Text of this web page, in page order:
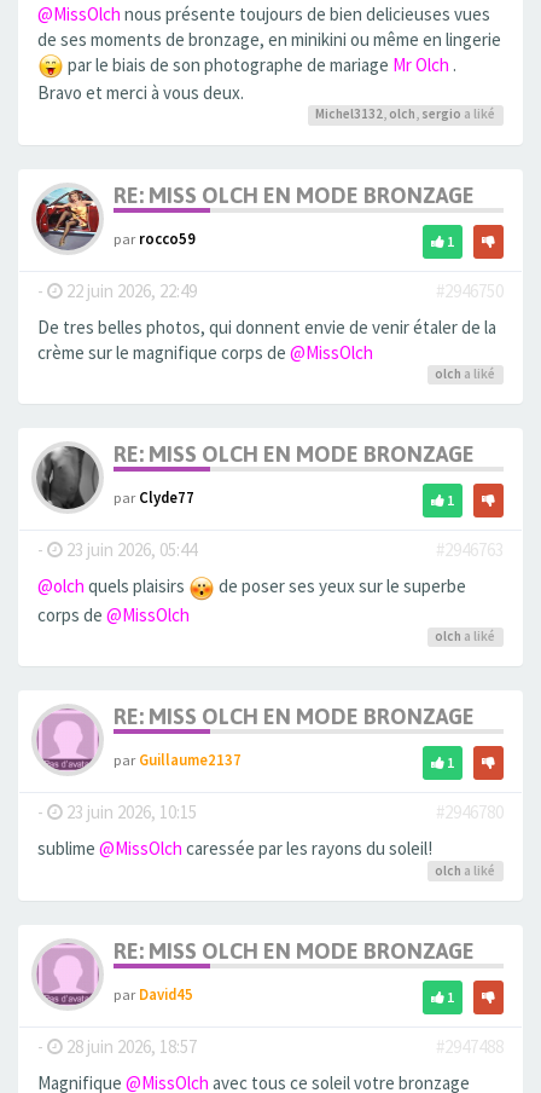
@MissOlch nous présente toujours de bien delicieuses vues
de ses moments de bronzage, en minikini ou même en lingerie
par le biais de son photographe de mariage Mr Olch .
Bravo et merci à vous deux.
Michel3132, olch, sergio a liké
RE: MISS OLCH EN MODE BRONZAGE
parrocco59 1
- 22 juin 2026, 22:49
#2946750
De tres belles photos, qui donnent envie de venir étaler de la
crème sur le magnifique corps de @MissOlch
olch a liké
RE: MISS OLCH EN MODE BRONZAGE
parClyde77 1
- 23 juin 2026, 05:44
#2946763
@olch quels plaisirs
de poser ses yeux sur le superbe
corps de @MissOlch
olch a liké
RE: MISS OLCH EN MODE BRONZAGE
parGuillaume2137 1
- 23 juin 2026, 10:15
#2946780
sublime @MissOlch caressée par les rayons du soleil!
olch a liké
RE: MISS OLCH EN MODE BRONZAGE
parDavid45 1
- 28 juin 2026, 18:57
#2947488
Magnifique @MissOlch avec tous ce soleil votre bronzage